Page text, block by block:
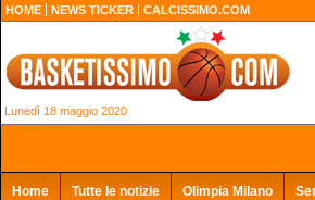
HOME NEWS TICKER CALCISSIMO.COM
Lunedì 18 maggio 2020
Home Tutte le notizie Olimpia Milano